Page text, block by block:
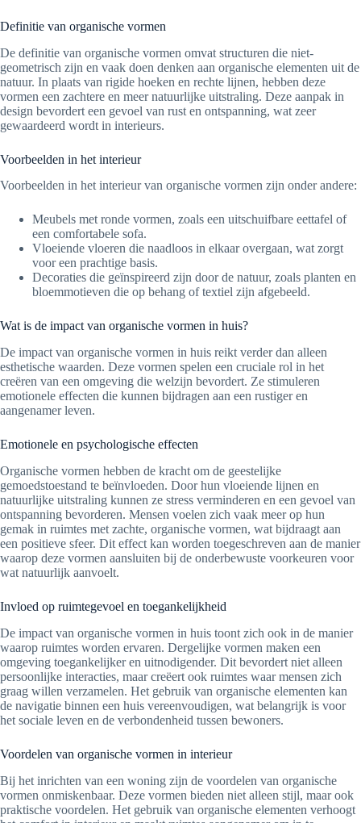
Definitie van organische vormen
De definitie van organische vormen omvat structuren die niet-
geometrisch zijn en vaak doen denken aan organische elementen uit de
natuur. In plaats van rigide hoeken en rechte lijnen, hebben deze
vormen een zachtere en meer natuurlijke uitstraling. Deze aanpak in
design bevordert een gevoel van rust en ontspanning, wat zeer
gewaardeerd wordt in interieurs.
Voorbeelden in het interieur
Voorbeelden in het interieur van organische vormen zijn onder andere:
Meubels met ronde vormen, zoals een uitschuifbare eettafel of
een comfortabele sofa.
Vloeiende vloeren die naadloos in elkaar overgaan, wat zorgt
voor een prachtige basis.
Decoraties die geïnspireerd zijn door de natuur, zoals planten en
bloemmotieven die op behang of textiel zijn afgebeeld.
Wat is de impact van organische vormen in huis?
De impact van organische vormen in huis reikt verder dan alleen
esthetische waarden. Deze vormen spelen een cruciale rol in het
creëren van een omgeving die welzijn bevordert. Ze stimuleren
emotionele effecten die kunnen bijdragen aan een rustiger en
aangenamer leven.
Emotionele en psychologische effecten
Organische vormen hebben de kracht om de geestelijke
gemoedstoestand te beïnvloeden. Door hun vloeiende lijnen en
natuurlijke uitstraling kunnen ze stress verminderen en een gevoel van
ontspanning bevorderen. Mensen voelen zich vaak meer op hun
gemak in ruimtes met zachte, organische vormen, wat bijdraagt aan
een positieve sfeer. Dit effect kan worden toegeschreven aan de manier
waarop deze vormen aansluiten bij de onderbewuste voorkeuren voor
wat natuurlijk aanvoelt.
Invloed op ruimtegevoel en toegankelijkheid
De impact van organische vormen in huis toont zich ook in de manier
waarop ruimtes worden ervaren. Dergelijke vormen maken een
omgeving toegankelijker en uitnodigender. Dit bevordert niet alleen
persoonlijke interacties, maar creëert ook ruimtes waar mensen zich
graag willen verzamelen. Het gebruik van organische elementen kan
de navigatie binnen een huis vereenvoudigen, wat belangrijk is voor
het sociale leven en de verbondenheid tussen bewoners.
Voordelen van organische vormen in interieur
Bij het inrichten van een woning zijn de voordelen van organische
vormen onmiskenbaar. Deze vormen bieden niet alleen stijl, maar ook
praktische voordelen. Het gebruik van organische elementen verhoogt